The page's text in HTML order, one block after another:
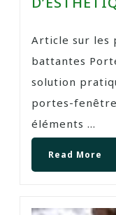
Article sur les
battantes
solution
portes-
éléments ...
Read More